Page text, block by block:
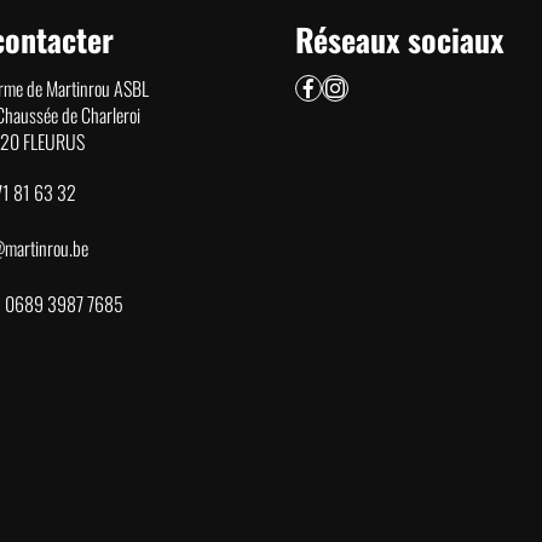
de Martinrou ASBL
de Charleroi
FLEURUS
81 63 32
0689 3987 7685
Réseaux sociaux